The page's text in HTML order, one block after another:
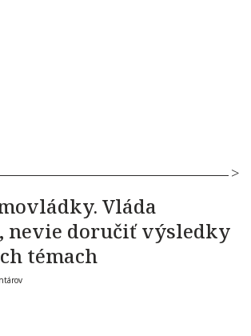
Vláda
nevie doručiť výsledky
témach